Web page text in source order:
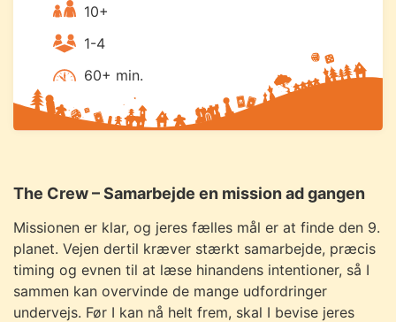
10+
1-4
60+ min.
The Crew – Samarbejde en mission ad gangen
Missionen er klar, og jeres fælles mål er at finde den 9.
planet. Vejen dertil kræver stærkt samarbejde, præcis
timing og evnen til at læse hinandens intentioner, så I
sammen kan overvinde de mange udfordringer
undervejs. Før I kan nå helt frem, skal I bevise jeres